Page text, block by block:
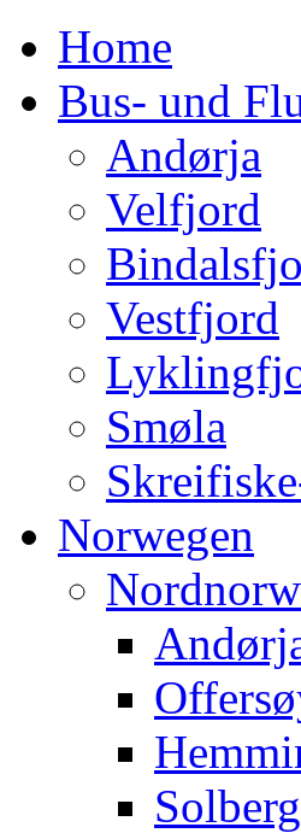
Home
Bus- und
Andørja
Velfjord
Vestfjord
Smøla
Norwegen